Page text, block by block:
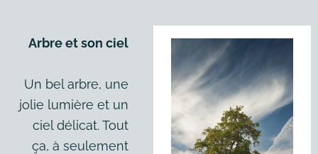
Arbre et son ciel
Un bel arbre, une
jolie lumière et un
ciel délicat. Tout
ça, à seulement